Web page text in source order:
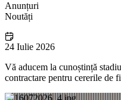
Anunțuri
Noutăți
24 Iulie 2026
Vă aducem la cunoștință
contractare pentru cererile de